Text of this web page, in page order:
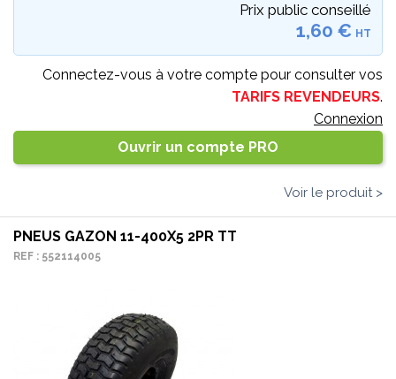
Prix public conseillé
1,60 € HT
Connectez-vous à votre compte pour consulter vos
TARIFS REVENDEURS.
Connexion
Ouvrir un compte PRO
Voir le produit >
PNEUS GAZON 11-400X5 2PR TT
REF : 552114005